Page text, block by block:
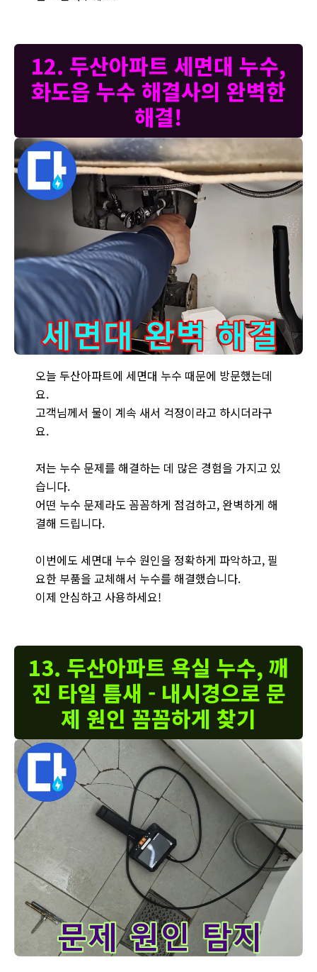
12. 두산아파트 세면대 누수,
화도읍 누수 해결사의 완벽한
해결!
오늘 두산아파트에 세면대 누수 때문에 방문했는데
요.
고객님께서 물이 계속 새서 걱정이라고 하시더라구
요.
저는 누수 문제를 해결하는 데 많은 경험을 가지고 있
습니다.
어떤 누수 문제라도 꼼꼼하게 점검하고, 완벽하게 해
결해 드립니다.
이번에도 세면대 누수 원인을 정확하게 파악하고, 필
요한 부품을 교체해서 누수를 해결했습니다.
이제 안심하고 사용하세요!
13. 두산아파트 욕실 누수, 깨
진 타일 틈새 - 내시경으로 문
제 원인 꼼꼼하게 찾기